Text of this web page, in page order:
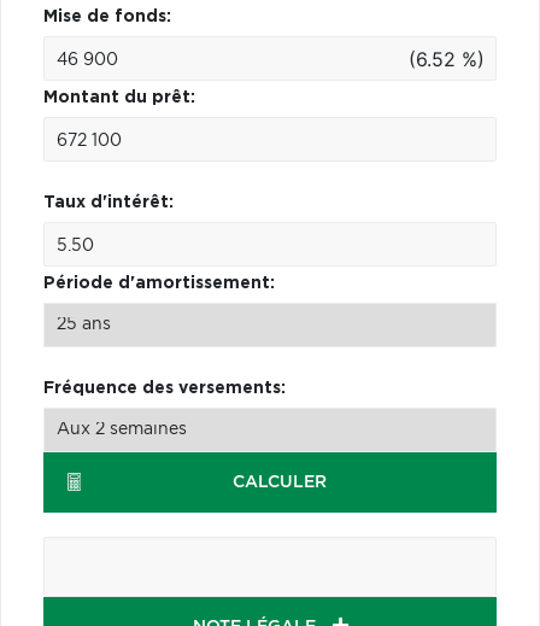
Mise de fonds:
(6.52 %)
Montant du prêt:
Taux d'intérêt:
Période d'amortissement:
Fréquence des versements:
CALCULER